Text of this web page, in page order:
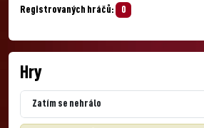
Registrovaných hráčů: 0
Hry
Zatím se nehrálo